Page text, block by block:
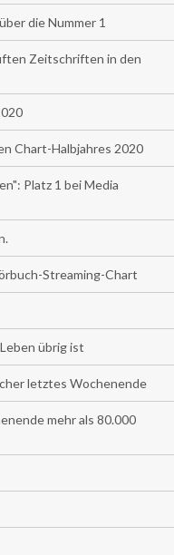
die Nummer 1
Zeitschriften in den
Chart-Halbjahres 2020
Platz 1 bei Media
Streaming-Chart
übrig ist
letztes Wochenende
mehr als 80.000